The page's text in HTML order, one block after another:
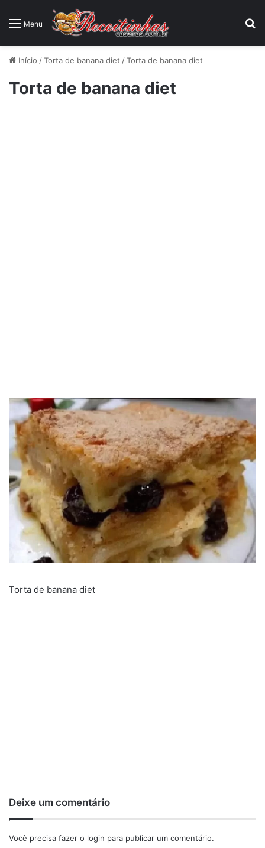
Menu
Início /Torta de banana diet /Torta de banana diet
Torta de banana diet
Torta de banana diet
Deixe um comentário
Você precisa fazer o login para publicar um comentário.